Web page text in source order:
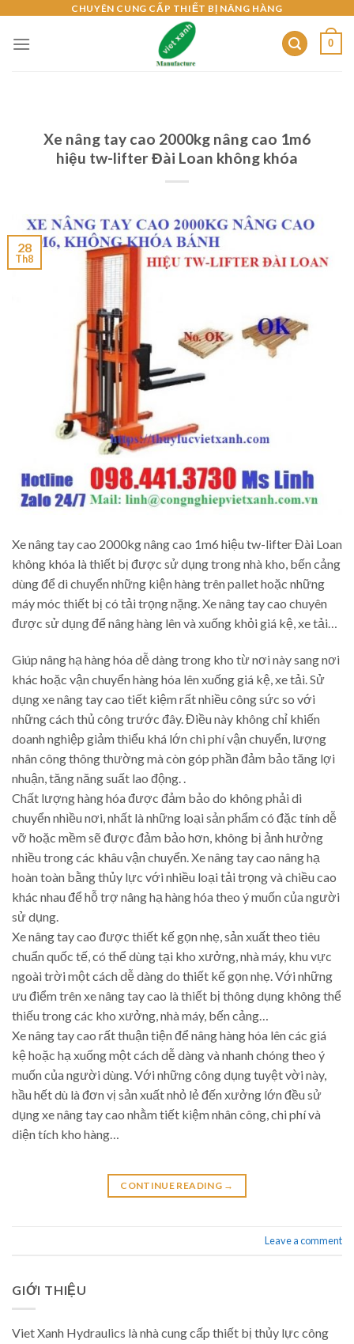
content
CHUYÊN CUNG CẤP THIẾT BỊ NÂNG HÀNG
0
Xe nâng tay cao 2000kg nâng cao 1m6
hiệu tw-lifter Đài Loan không khóa
28
Th8
Xe nâng tay cao 2000kg nâng cao 1m6 hiệu tw-lifter Đài Loan
không khóa là thiết bị được sử dụng trong nhà kho, bến cảng
dùng để di chuyển những kiện hàng trên pallet hoặc những
máy móc thiết bị có tải trọng nặng. Xe nâng tay cao chuyên
được sử dụng để nâng hàng lên và xuống khỏi giá kệ, xe tải…
Giúp nâng hạ hàng hóa dễ dàng trong kho từ nơi này sang nơi
khác hoặc vận chuyển hàng hóa lên xuống giá kệ, xe tải. Sử
dụng xe nâng tay cao tiết kiệm rất nhiều công sức so với
những cách thủ công trước đây. Điều này không chỉ khiến
doanh nghiệp giảm thiểu khá lớn chi phí vận chuyển, lượng
nhân công thông thường mà còn góp phần đảm bảo tăng lợi
nhuận, tăng năng suất lao động. .
Chất lượng hàng hóa được đảm bảo do không phải di
chuyển nhiều nơi, nhất là những loại sản phẩm có đặc tính dễ
vỡ hoặc mềm sẽ được đảm bảo hơn, không bị ảnh hưởng
nhiều trong các khâu vận chuyển. Xe nâng tay cao nâng hạ
hoàn toàn bằng thủy lực với nhiều loại tải trọng và chiều cao
khác nhau để hỗ trợ nâng hạ hàng hóa theo ý muốn của người
sử dụng.
Xe nâng tay cao được thiết kế gọn nhẹ, sản xuất theo tiêu
chuẩn quốc tế, có thể dùng tại kho xưởng, nhà máy, khu vực
ngoài trời một cách dễ dàng do thiết kế gọn nhẹ. Với những
ưu điểm trên xe nâng tay cao là thiết bị thông dụng không thể
thiếu trong các kho xưởng, nhà máy, bến cảng…
Xe nâng tay cao rất thuận tiện để nâng hàng hóa lên các giá
kệ hoặc hạ xuống một cách dễ dàng và nhanh chóng theo ý
muốn của người dùng. Với những công dụng tuyệt vời này,
hầu hết dù là đơn vị sản xuất nhỏ lẻ đến xưởng lớn đều sử
dụng xe nâng tay cao nhằm tiết kiệm nhân công, chi phí và
diện tích kho hàng…
CONTINUE READING →
Leave a comment
GIỚI THIỆU
Viet Xanh Hydraulics là nhà cung cấp thiết bị thủy lực công